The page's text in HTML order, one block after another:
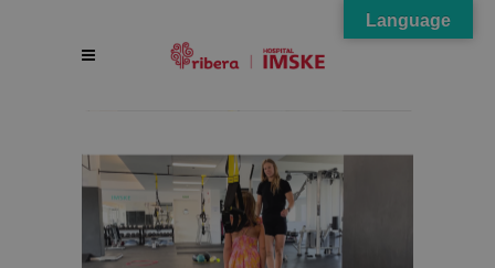
Language